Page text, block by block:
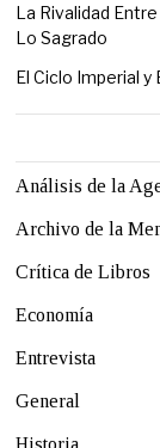
La Rivalidad
Lo Sagrado
El Ciclo Imperial y
Análisis de la
Archivo de la
Crítica de Libros
Economía
Entrevista
General
Historia